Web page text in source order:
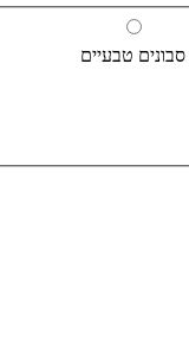
סבונים טבעיים